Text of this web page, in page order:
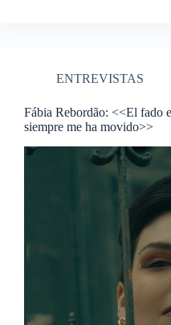
ENTREVISTAS
Fábia Rebordão: <<El fado
siempre me ha movido>>